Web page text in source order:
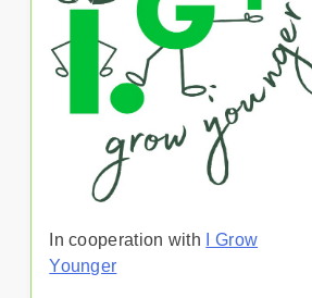
In cooperation with
I Grow
Younger